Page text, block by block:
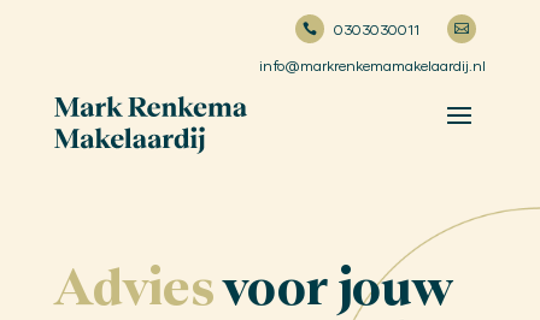
 0303030011 
info@markrenkemamakelaardij.nl
Adviesvoor jouw